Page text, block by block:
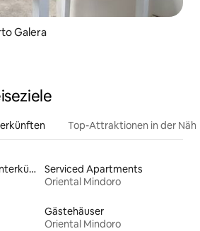
Galera
Top-Attraktionen in der
Familienfreundliche Unterkünfte
Serviced Apartments
Oriental Mindoro
Gästehäuser
Oriental Mindoro